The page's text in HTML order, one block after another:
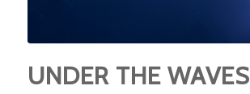
UNDER THE WAVES